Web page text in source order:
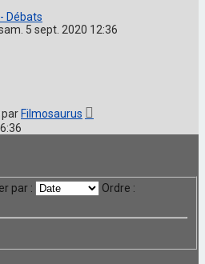
Débats
5 sept. 2020 12:36
parFilmosaurus
par : Ordre :